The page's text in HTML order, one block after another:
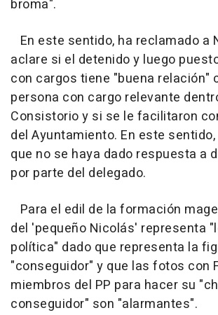
broma".
En este sentido, ha reclamado a
aclare si el detenido y luego
con cargos tiene "buena relación"
persona con cargo relevante
Consistorio y si se le facilitaron
del Ayuntamiento. En este
que no se haya dado respuesta a
por parte del delegado.
Para el edil de la formación
del 'pequeño Nicolás' representa
política" dado que representa la
"conseguidor" y que las fotos con
miembros del PP para hacer su
conseguidor" son "alarmantes".